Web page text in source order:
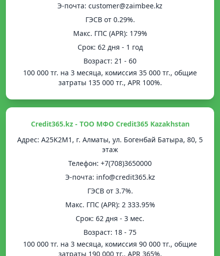
Э-почта: customer@zaimbee.kz
ГЭСВ от 0.29%.
Mакс. ГПС (APR): 179%
Срок: 62 дня - 1 год
Возраст: 21 - 60
100 000 тг. на 3 месяца, комиссия 35 000 тг., общие
затраты 135 000 тг., APR 100%.
Credit365.kz - ТОО МФО Credit365 Kazakhstan
Адрес: A25K2M1, г. Алматы, ул. Богенбай Батыра, 80, 5
этаж
Телефон: +7(708)3650000
Э-почта: info@credit365.kz
ГЭСВ от 3.7%.
Mакс. ГПС (APR): 2 333.95%
Срок: 62 дня - 3 мес.
Возраст: 18 - 75
100 000 тг. на 3 месяца, комиссия 90 000 тг., общие
затраты 190 000 тг., APR 365%.